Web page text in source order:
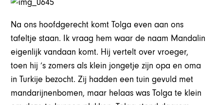
Na ons hoofdgerecht komt Tolga even aan ons
tafeltje staan. Ik vraag hem waar de naam Mandalin
eigenlijk vandaan komt. Hij vertelt over vroeger,
toen hij ’s zomers als klein jongetje zijn opa en oma
in Turkije bezocht. Zij hadden een tuin gevuld met
mandarijnenbomen, maar helaas was Tolga te klein